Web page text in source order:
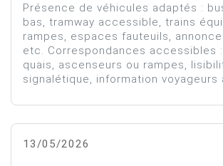
Présence de véhicules adaptés :
bas, tramway accessible, trains
rampes, espaces fauteuils,
etc. Correspondances accessibles
quais, ascenseurs ou rampes,
signalétique, information voyageurs
13/05/2026